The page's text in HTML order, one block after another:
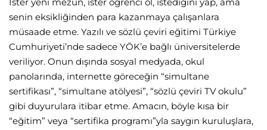
senin eksikliğinden para kazanmaya çalışanlara
müsaade etme. Yazılı ve sözlü çeviri eğitimi Türkiye
Cumhuriyeti’nde sadece YÖK’e bağlı üniversitelerde
veriliyor. Onun dışında sosyal medyada, okul
panolarında, internette göreceğin “simultane
sertifikası”, “simultane atölyesi”, “sözlü çeviri TV okulu”
gibi duyurulara itibar etme. Amacın, böyle kısa bir
“eğitim” veya “sertifika programı”yla saygın kuruluşlara,